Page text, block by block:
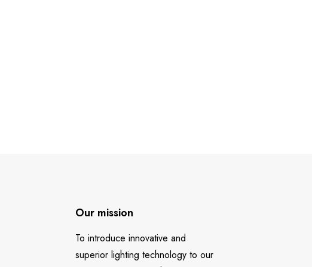
Our mission
To introduce innovative and
superior lighting technology to our